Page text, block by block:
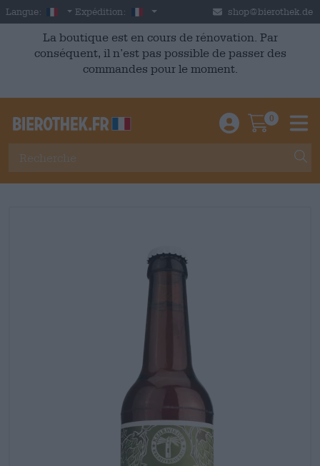
Skip to main content
Langue: French
Expédition: France shop@bierothek.de
La boutique est en cours de rénovation. Par
conséquent, il n’est pas possible de passer des
commandes pour le moment.
Einloggen /
0